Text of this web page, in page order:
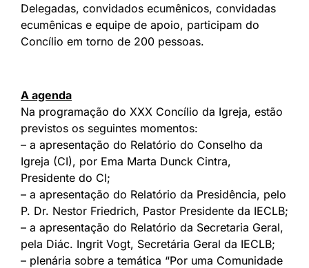
Delegadas, convidados ecumênicos, convidadas
ecumênicas e equipe de apoio, participam do
Concílio em torno de 200 pessoas.
A agenda
Na programação do XXX Concílio da Igreja, estão
previstos os seguintes momentos:
– a apresentação do Relatório do Conselho da
Igreja (CI), por Ema Marta Dunck Cintra,
Presidente do CI;
– a apresentação do Relatório da Presidência, pelo
P. Dr. Nestor Friedrich, Pastor Presidente da IECLB;
– a apresentação do Relatório da Secretaria Geral,
pela Diác. Ingrit Vogt, Secretária Geral da IECLB;
– plenária sobre a temática “Por uma Comunidade